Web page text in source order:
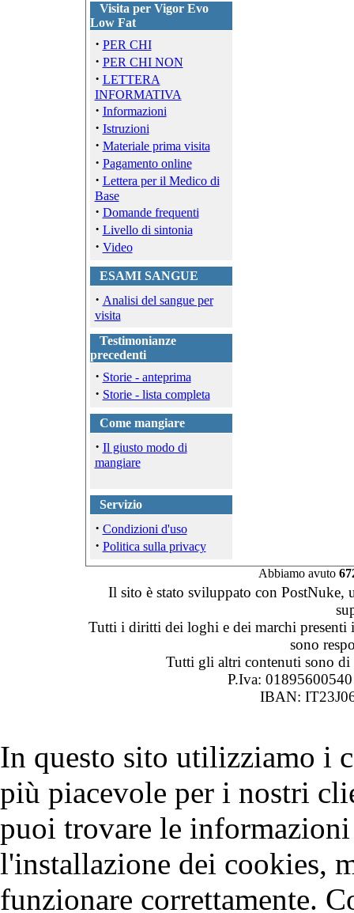
Visita per Vigor Evo
Low Fat
· PER CHI
· PER CHI NON
· LETTERA
INFORMATIVA
· Informazioni
· Istruzioni
· Materiale prima visita
· Pagamento online
· Lettera per il Medico di
Base
· Domande frequenti
· Livello di sintonia
· Video
ESAMI SANGUE
· Analisi del sangue per
visita
Testimonianze
precedenti
· Storie - anteprima
· Storie - lista completa
Come mangiare
· Il giusto modo di
mangiare
Servizio
· Condizioni d'uso
· Politica sulla privacy
Abbiamo avuto
Il sito è stato sviluppato con PostNuke,
Tutti i diritti dei loghi e dei marchi
sono
Tutti gli altri contenuti sono
P.Iva:
IBAN:
In questo sito utilizziamo i
più piacevole per i nostri
puoi trovare le
l'installazione dei cookies,
funzionare correttamente.